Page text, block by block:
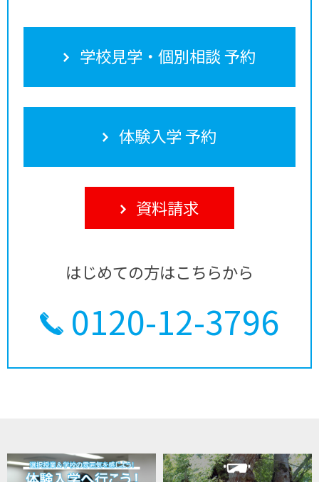
学校見学・個別相談 予約
体験入学 予約
資料請求
はじめての方はこちらから
0120-12-3796